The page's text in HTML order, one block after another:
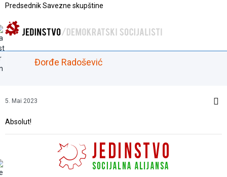
Predsednik Savezne skupštine
Đorđe Radošević
5. Mai 2023
Absolut!